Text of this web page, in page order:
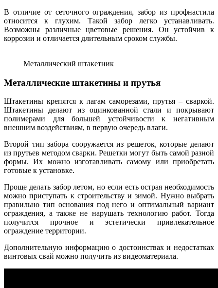
В отличие от сеточного ограждения, забор из профнастила
относится к глухим. Такой забор легко устанавливать.
Возможны различные цветовые решения. Он устойчив к
коррозии и отличается длительным сроком службы.
Металлический штакетник
Металлические штакетины и прутья
Штакетины крепятся к лагам саморезами, прутья – сваркой.
Штакетины делают из оцинкованной стали и покрывают
полимерами для большей устойчивости к негативным
внешним воздействиям, в первую очередь влаги.
Второй тип забора сооружается из решеток, которые делают
из прутьев методом сварки. Решетки могут быть самой разной
формы. Их можно изготавливать самому или приобретать
готовые к установке.
Проще делать забор летом, но если есть острая необходимость
можно приступать к строительству и зимой. Нужно выбрать
правильно тип основания под него и оптимальный вариант
ограждения, а также не нарушать технологию работ. Тогда
получится прочное и эстетически привлекательное
ограждение территории.
Дополнительную информацию о достоинствах и недостатках
винтовых свай можно получить из видеоматериала.